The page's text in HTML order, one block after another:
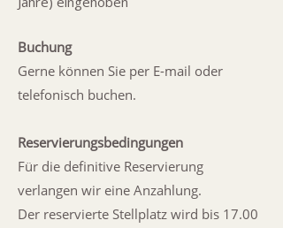
Buchung
Gerne können Sie per E-mail oder
telefonisch buchen.
Reservierungsbedingungen
Für die definitive Reservierung
verlangen wir eine Anzahlung.
Der reservierte Stellplatz wird bis 17.00